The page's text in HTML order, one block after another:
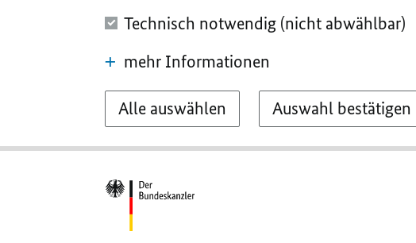
Technisch notwendig (nicht abwählbar)
mehr Informationen
Alle auswählen Auswahl bestätigen